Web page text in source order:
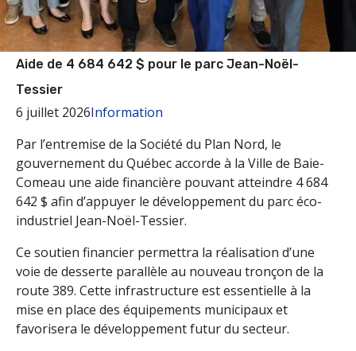
Aide de 4 684 642 $ pour le parc Jean-Noël-
Tessier
6 juillet 2026Information
Par l’entremise de la Société du Plan Nord, le
gouvernement du Québec accorde à la Ville de Baie-
Comeau une aide financière pouvant atteindre 4 684
642 $ afin d’appuyer le développement du parc éco-
industriel Jean-Noël-Tessier.
Ce soutien financier permettra la réalisation d’une
voie de desserte parallèle au nouveau tronçon de la
route 389. Cette infrastructure est essentielle à la
mise en place des équipements municipaux et
favorisera le développement futur du secteur.